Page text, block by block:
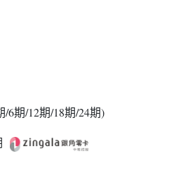
6期/12期/18期/24期)